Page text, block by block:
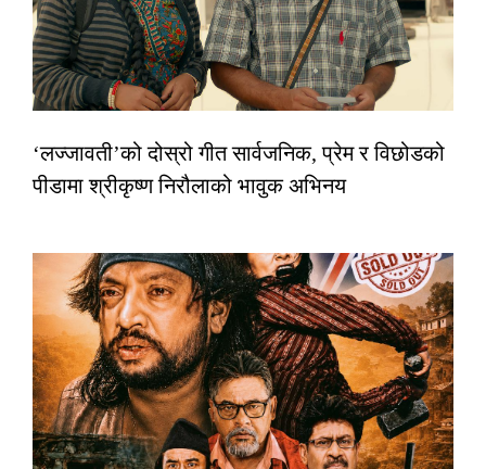
‘लज्जावती’को दोस्रो गीत सार्वजनिक, प्रेम र विछोडको
पीडामा श्रीकृष्ण निरौलाको भावुक अभिनय